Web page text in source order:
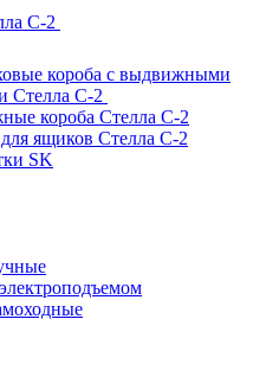
С-2
короба с выдвижными
Стелла С-2
короба Стелла С-2
ящиков Стелла С-2
SK